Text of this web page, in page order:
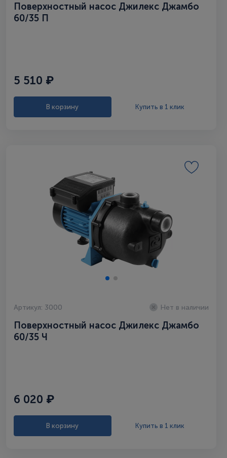
Поверхностный насос Джилекс Джамбо
60/35 П
5 510 ₽
В корзину Купить в 1 клик
Артикул: 3000 Нет в наличии
Поверхностный насос Джилекс Джамбо
60/35 Ч
6 020 ₽
В корзину Купить в 1 клик